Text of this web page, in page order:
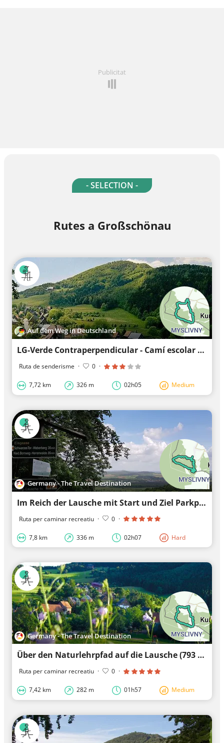
Publicitat
- SELECTION -
Rutes a Großschönau
Auf dem Weg in Deutschland
LG-Verde Contraperpendicular - Camí escolar de naturalesa Waltersdorf
Ruta de senderisme · 0 ·
7,72 km 326 m 02h05 Medium
Germany - The Travel Destination
Im Reich der Lausche mit Start und Ziel Parkplatz "Neu Sorge"
Ruta per caminar recreatiu · 0 ·
7,8 km 336 m 02h07 Hard
Germany - The Travel Destination
Über den Naturlehrpfad auf die Lausche (793 m)
Ruta per caminar recreatiu · 0 ·
7,42 km 282 m 01h57 Medium